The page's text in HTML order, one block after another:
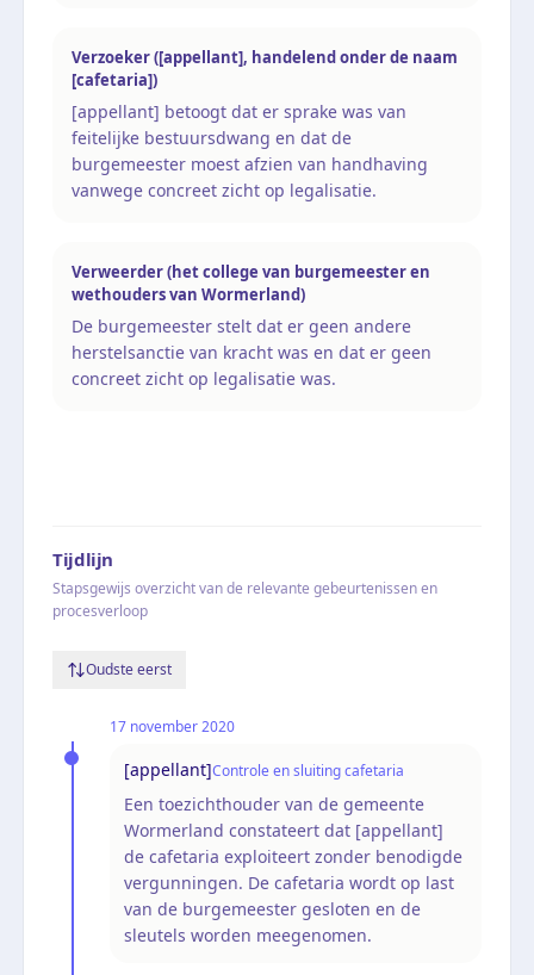
Verzoeker ([appellant], handelend onder de naam
[cafetaria])
[appellant] betoogt dat er sprake was van
feitelijke bestuursdwang en dat de
burgemeester moest afzien van handhaving
vanwege concreet zicht op legalisatie.
Verweerder (het college van burgemeester en
wethouders van Wormerland)
De burgemeester stelt dat er geen andere
herstelsanctie van kracht was en dat er geen
concreet zicht op legalisatie was.
Tijdlijn
Stapsgewijs overzicht van de relevante gebeurtenissen en
procesverloop
Oudste eerst
17 november 2020
[appellant]Controle en sluiting cafetaria
Een toezichthouder van de gemeente
Wormerland constateert dat [appellant]
de cafetaria exploiteert zonder benodigde
vergunningen. De cafetaria wordt op last
van de burgemeester gesloten en de
sleutels worden meegenomen.